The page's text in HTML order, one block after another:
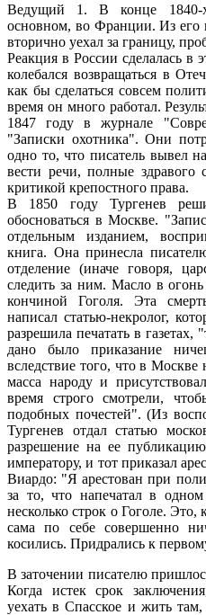
Ведущий 1. В конце 1840-
основном, во Франции. Из
вторично уехал за границу,
Реакция в России сделалась в
колебался возвращаться в
как бы сделаться совсем
время он много работал.
1847 году в журнале
"Записки охотника". Они
одно то, что писатель вывел
вести речи, полные здравого
критикой крепостного права.
В 1850 году Тургенев
обосноваться в Москве.
отдельным изданием,
книга. Она принесла
отделение (иначе говоря,
следить за ним. Масло в
кончиной Гоголя. Эта
написал статью-некролог,
разрешила печатать в газетах,
дано было приказание
вследствие того, что в Москве
масса народу и
время строго смотрели,
подобных почестей". (Из
Тургенев отдал статью
разрешение на ее
императору, и тот приказал
Виардо: "Я арестован при
за то, что напечатал в
несколько строк о Гоголе. Это,
сама по себе совершенно
косились. Придрались к
В заточении писателю
Когда истек срок
уехать в Спасское и жить